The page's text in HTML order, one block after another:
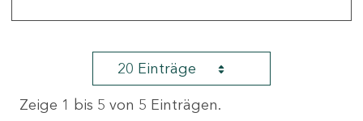
20 Einträge
Zeige 1 bis 5 von 5 Einträgen.